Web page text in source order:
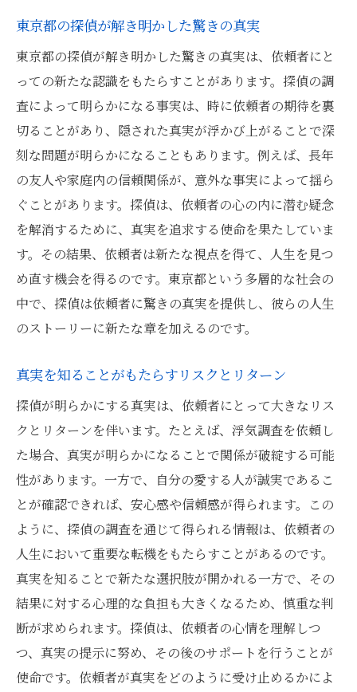
探偵による新知識が人生を変える瞬間
真実を知ることが変える日常の風景
探偵が解明する過去の謎が未来を作る
東京都で探偵が掘り当てた事実が人間関係に与
える変化
探偵が明らかにする人間関係の裏事情
真実が暴く、見えなかった人間関係の本質
探偵調査がもたらす人間関係の再構築
探偵の成果がもたらす関係性の再定義
事実の発見で揺れ動く人間関係の均衡
探偵が明かす人間関係の真実とその影響
探偵が東京都で発見した驚くべき事実が生活に
探偵の発見が日常に与える予想外の変化
驚くべき事実が生活にもたらす影響力
探偵の調査で明らかになる生活の真相
真実の発見が未来に与える影響
探偵が引き起こす生活の再定義
東京都で見つけた真実が生活を変える
探偵が明かす真実がもたらす日常の変化
東京都での調査が生活に与える新しい視点
探偵による発見が生み出す新たな日常
真実を知ることで変わる毎日の過ごし方
東京都の探偵が解き明かした驚きの真実
東京都の探偵が解き明かした驚きの真実は、依頼者にと
っての新たな認識をもたらすことがあります。探偵の調
査によって明らかになる事実は、時に依頼者の期待を裏
切ることがあり、隠された真実が浮かび上がることで深
刻な問題が明らかになることもあります。例えば、長年
の友人や家庭内の信頼関係が、意外な事実によって揺ら
ぐことがあります。探偵は、依頼者の心の内に潜む疑念
を解消するために、真実を追求する使命を果たしていま
す。その結果、依頼者は新たな視点を得て、人生を見つ
め直す機会を得るのです。東京都という多層的な社会の
中で、探偵は依頼者に驚きの真実を提供し、彼らの人生
のストーリーに新たな章を加えるのです。
真実を知ることがもたらすリスクとリターン
探偵が明らかにする真実は、依頼者にとって大きなリス
クとリターンを伴います。たとえば、浮気調査を依頼し
た場合、真実が明らかになることで関係が破綻する可能
性があります。一方で、自分の愛する人が誠実であるこ
とが確認できれば、安心感や信頼感が得られます。この
ように、探偵の調査を通じて得られる情報は、依頼者の
人生において重要な転機をもたらすことがあるのです。
真実を知ることで新たな選択肢が開かれる一方で、その
結果に対する心理的な負担も大きくなるため、慎重な判
断が求められます。探偵は、依頼者の心情を理解しつ
つ、真実の提示に努め、その後のサポートを行うことが
使命です。依頼者が真実をどのように受け止めるかによ